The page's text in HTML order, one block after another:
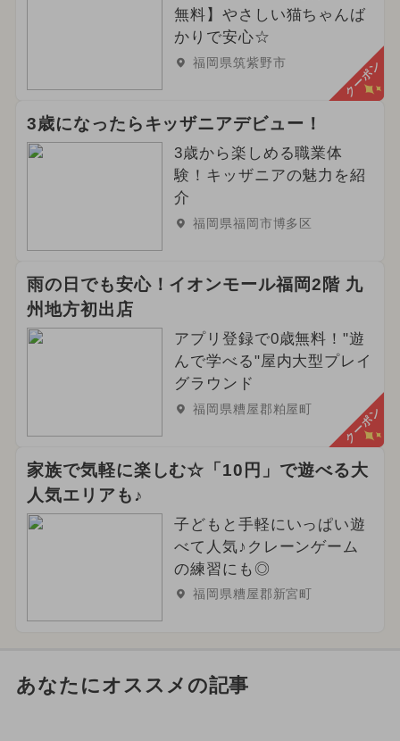
無料】やさしい猫ちゃんば
かりで安心☆
福岡県筑紫野市 クーポン
3歳になったらキッザニアデビュー！
3歳から楽しめる職業体
験！キッザニアの魅力を紹
介
福岡県福岡市博多区
雨の日でも安心！イオンモール福岡2階 九
州地方初出店
アプリ登録で0歳無料！"遊
んで学べる"屋内大型プレイ
グラウンド
福岡県糟屋郡粕屋町 クーポン
家族で気軽に楽しむ☆「10円」で遊べる大
人気エリアも♪
子どもと手軽にいっぱい遊
べて人気♪クレーンゲーム
の練習にも◎
福岡県糟屋郡新宮町
あなたにオススメの記事